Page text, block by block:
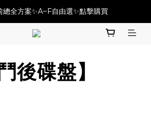
⚡️不用五千六!! 優惠價只要 $ 4899💥
全方案✨A~F自由選✨點擊購買
⚡️不用五千六!! 優惠價只要 $ 4899💥
後碟盤】